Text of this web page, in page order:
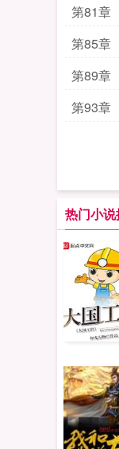
第81章
第85章
第89章
第93章
热门小